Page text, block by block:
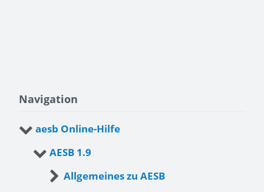
Navigation
aesb Online-Hilfe
AESB 1.9
Allgemeines zu AESB